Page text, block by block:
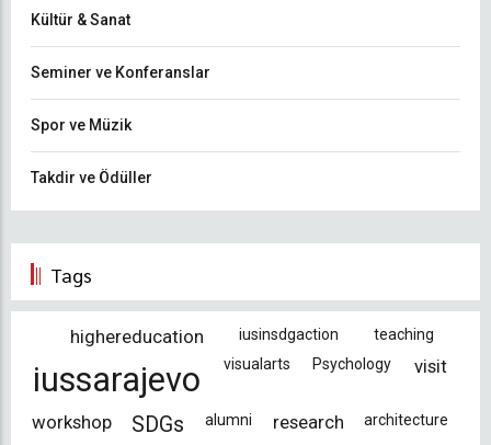
Kültür & Sanat
Seminer ve Konferanslar
Spor ve Müzik
Takdir ve Ödüller
Tags
highereducation iusinsdgaction teaching
iussarajevo visualarts Psychology visit
workshop SDGs alumni research architecture